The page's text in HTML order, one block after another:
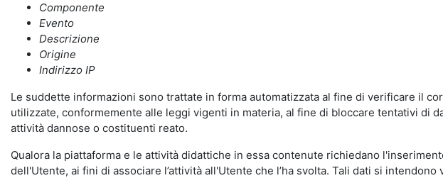
Componente
Evento
Descrizione
Origine
Indirizzo IP
Le suddette informazioni sono trattate in forma automatizzata al fine di verificare il
utilizzate, conformemente alle leggi vigenti in materia, al fine di bloccare tentativi di
attività dannose o costituenti reato.
Qualora la piattaforma e le attività didattiche in essa contenute richiedano
dell'Utente, ai fini di associare l’attività all'Utente che l’ha svolta. Tali dati si